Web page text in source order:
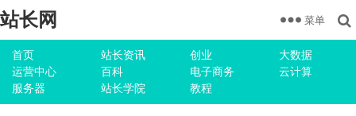
站长网
首页 站长资讯 创业
大数据
运营中心
百科 电子商务
云计算
服务器
站长学院 教程
菜单